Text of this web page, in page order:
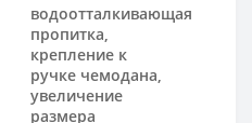
водоотталкивающая
пропитка,
крепление к
ручке чемодана,
увеличение
размера